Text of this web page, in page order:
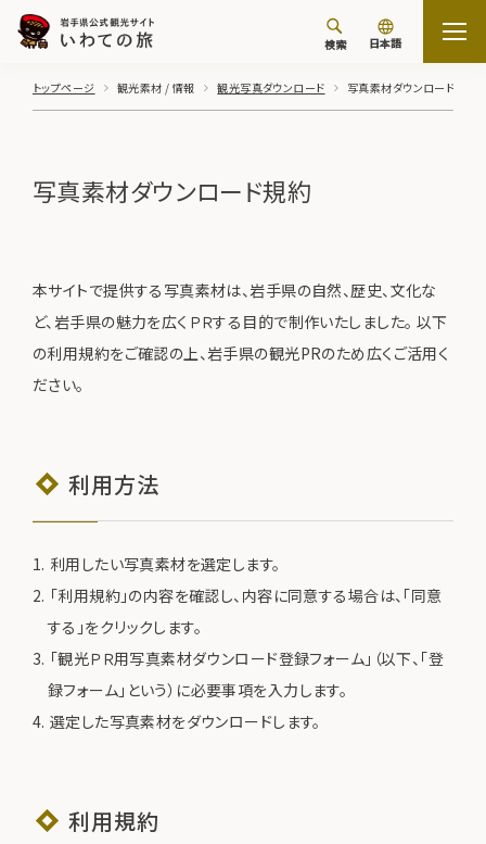
検索 日本語
トップページ 観光素材 / 情報 観光写真ダウンロード 写真素材ダウンロード規約
写真素材ダウンロード規約
本サイトで提供する写真素材は、岩手県の自然、歴史、文化な
ど、岩手県の魅力を広くＰＲする目的で制作いたしました。 以下
の利用規約をご確認の上、岩手県の観光PRのため広くご活用く
ださい。
利用方法
利用したい写真素材を選定します。
「利用規約」の内容を確認し、内容に同意する場合は、「同意
する」をクリックします。
「観光ＰＲ用写真素材ダウンロード登録フォーム」（以下、「登
録フォーム」という）に必要事項を入力します。
選定した写真素材をダウンロードします。
利用規約